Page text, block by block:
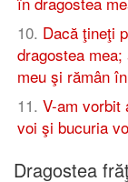
10. Dacă ţineţi
dragostea
meu şi rămân
11. V-am vorbit
voi şi bucuria
Dragostea